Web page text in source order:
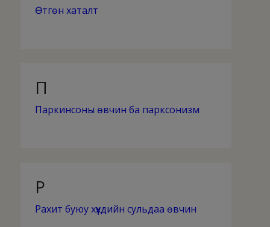
Өтгөн хаталт
П
Паркинсоны өвчин ба парксонизм
Р
Рахит буюу хүүхдийн сульдаа өвчин